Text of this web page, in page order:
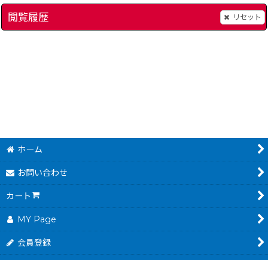
閲覧履歴 リセット
ホーム
お問い合わせ
カート
MY Page
会員登録